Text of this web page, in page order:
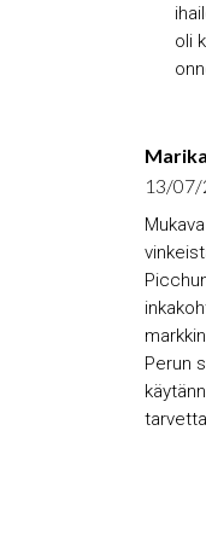
oli
13/07/
Perun